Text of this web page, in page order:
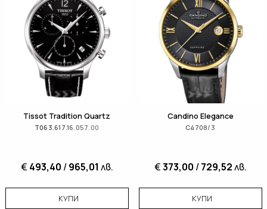
Tissot Tradition Quartz
T063.617.16.057.00
€ 493,40 /965,01 лв.
КУПИ
Candino Elegance
C4708/3
€373,00 /729,52лв.
КУПИ